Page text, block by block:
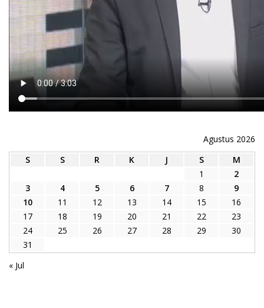
Agustus 2026
S
S R K J S
M
1
2
3
4 5 6 7 8
9
10
11 12 13 14 15
16
17
18 19 20 21 22
23
24
25 26 27 28 29
30
31
« Jul